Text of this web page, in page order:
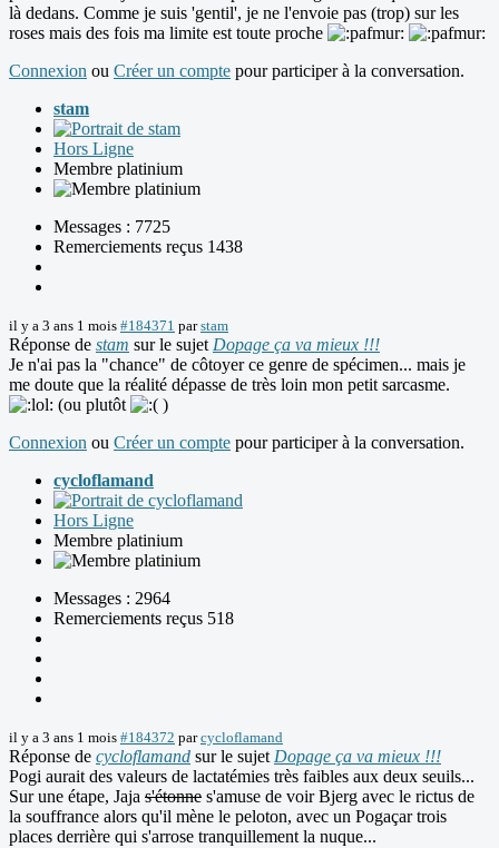
là dedans. Comme je suis 'gentil', je ne l'envoie pas (trop) sur les
roses mais des fois ma limite est toute proche
Connexion ou Créer un compte pour participer à la conversation.
stam
Hors Ligne
Membre platinium
Messages : 7725
Remerciements reçus 1438
il y a 3 ans 1 mois #184371 parstam
Réponse de stam sur le sujet Dopage ça va mieux !!!
Je n'ai pas la "chance" de côtoyer ce genre de spécimen... mais je
me doute que la réalité dépasse de très loin mon petit sarcasme.
(ou plutôt
)
Connexion ou Créer un compte pour participer à la conversation.
cycloflamand
Hors Ligne
Membre platinium
Messages : 2964
Remerciements reçus 518
il y a 3 ans 1 mois #184372 parcycloflamand
Réponse de cycloflamand sur le sujet Dopage ça va mieux !!!
Pogi aurait des valeurs de lactatémies très faibles aux deux seuils...
Sur une étape, Jaja s'étonne s'amuse de voir Bjerg avec le rictus de
la souffrance alors qu'il mène le peloton, avec un Pogaçar trois
places derrière qui s'arrose tranquillement la nuque...